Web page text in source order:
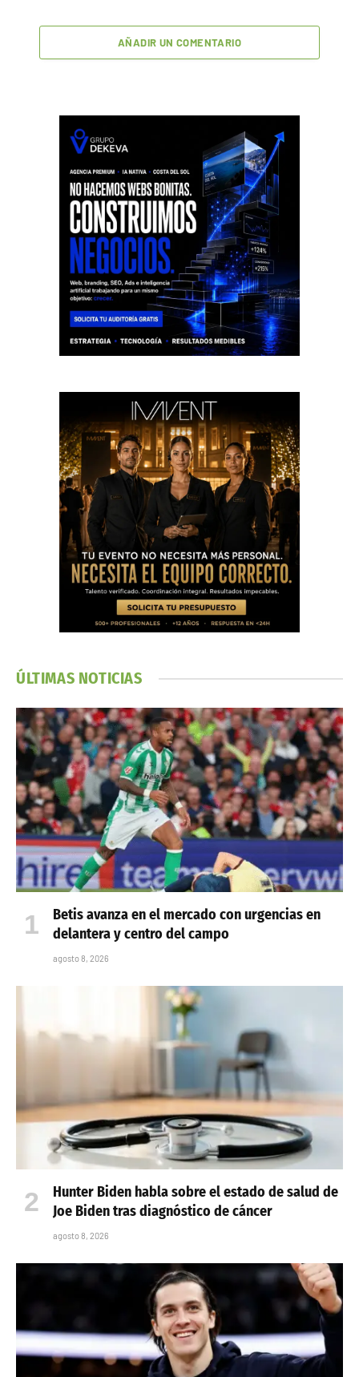
AÑADIR UN COMENTARIO
ÚLTIMAS NOTICIAS
Betis avanza en el mercado con urgencias en
delantera y centro del campo
agosto 8, 2026
Hunter Biden habla sobre el estado de salud de
Joe Biden tras diagnóstico de cáncer
agosto 8, 2026